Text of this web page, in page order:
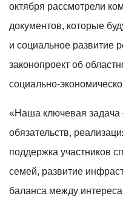
октября рассмотрели
документов, которые
и социальное развитие
законопроект об
социально-
«Наша ключевая
обязательств,
поддержка участников
семей, развитие
баланса между